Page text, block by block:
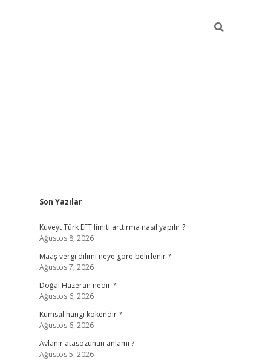
Sidebar
Son Yazılar
Kuveyt Türk EFT limiti arttırma nasıl yapılır ?
Ağustos 8, 2026
Maaş vergi dilimi neye göre belirlenir ?
Ağustos 7, 2026
Doğal Hazeran nedir ?
Ağustos 6, 2026
Kumsal hangi kökendir ?
Ağustos 6, 2026
Avlanır atasözünün anlamı ?
Ağustos 5, 2026
ilbet girişhttps://betexpergiris.casino/